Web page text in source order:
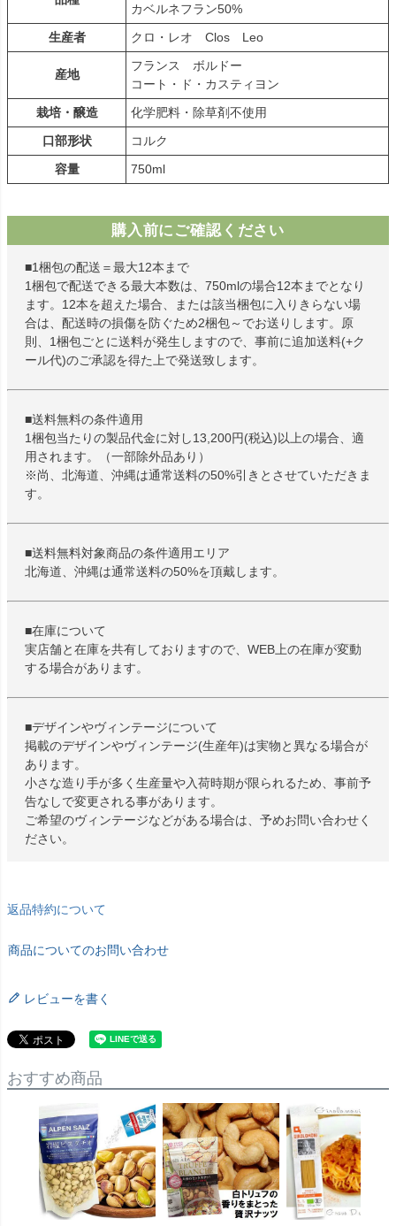
カベルネフラン50%
生産者
クロ・レオ Clos Leo
産地
フランス ボルドー
コート・ド・カスティヨン
栽培・醸造
化学肥料・除草剤不使用
口部形状
コルク
容量
750ml
購入前にご確認ください
■1梱包の配送＝最大12本まで
1梱包で配送できる最大本数は、750mlの場合12本までとなり
ます。12本を超えた場合、または該当梱包に入りきらない場
合は、配送時の損傷を防ぐため2梱包～でお送りします。原
則、1梱包ごとに送料が発生しますので、事前に追加送料(+ク
ール代)のご承認を得た上で発送致します。
■送料無料の条件適用
1梱包当たりの製品代金に対し13,200円(税込)以上の場合、適
用されます。（一部除外品あり）
※尚、北海道、沖縄は通常送料の50%引きとさせていただきま
す。
■送料無料対象商品の条件適用エリア
北海道、沖縄は通常送料の50%を頂戴します。
■在庫について
実店舗と在庫を共有しておりますので、WEB上の在庫が変動
する場合があります。
■デザインやヴィンテージについて
掲載のデザインやヴィンテージ(生産年)は実物と異なる場合が
あります。
小さな造り手が多く生産量や入荷時期が限られるため、事前予
告なしで変更される事があります。
ご希望のヴィンテージなどがある場合は、予めお問い合わせく
ださい。
返品特約について
商品についてのお問い合わせ
レビューを書く
おすすめ商品